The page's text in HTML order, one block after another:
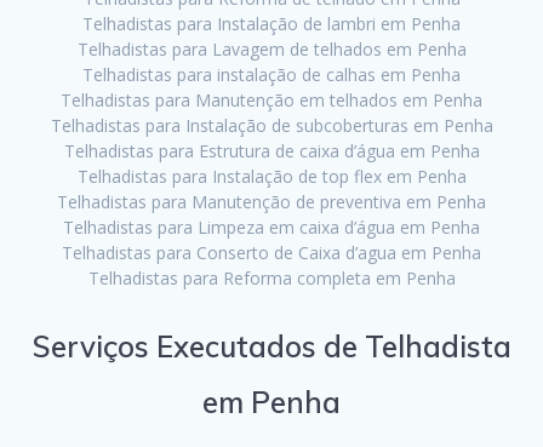
Telhadistas para Instalação de lambri em Penha
Telhadistas para Lavagem de telhados em Penha
Telhadistas para instalação de calhas em Penha
Telhadistas para Manutenção em telhados em Penha
Telhadistas para Instalação de subcoberturas em Penha
Telhadistas para Estrutura de caixa d’água em Penha
Telhadistas para Instalação de top flex em Penha
Telhadistas para Manutenção de preventiva em Penha
Telhadistas para Limpeza em caixa d’água em Penha
Telhadistas para Conserto de Caixa d’agua em Penha
Telhadistas para Reforma completa em Penha
Serviços Executados de Telhadista
em Penha